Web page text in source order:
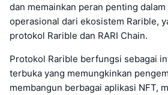
dan memainkan peran penting
operasional dari ekosistem Rarible,
protokol Rarible dan RARI Chain.
Protokol Rarible berfungsi sebagai
terbuka yang memungkinkan
membangun berbagai aplikasi NFT,